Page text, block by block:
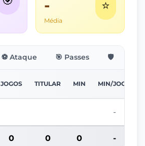
-
Média
⭐
⚽ Ataque 🎯 Passes 🛡️ Defesa
JOGOS TITULAR MIN MIN/JOGO
-
0 0 0 -